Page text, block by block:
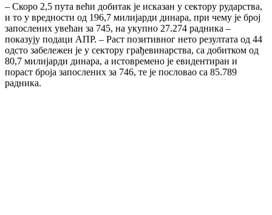
– Скоро 2,5 пута већи добитак је исказан у сектору рударства,
и то у вредности од 196,7 милијарди динара, при чему је број
запослених увећан за 745, на укупно 27.274 радника –
показују подаци АПР. – Раст позитивног нето резултата од 44
одсто забележен је у сектору грађевинарства, са добитком од
80,7 милијарди динара, а истовремено је евидентиран и
пораст броја запослених за 746, те је пословао са 85.789
радника.